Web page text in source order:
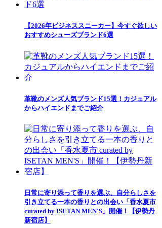
【2026年ビジネススニーカー】今すぐ欲しい
おすすめシューズブランド6選
革靴のメンズ人気ブランド15選！カジュアル
からハイエンドまでご紹介
日常に寄り添って香りを選ぶ、自分らしさを
引き立てる一本の香りとの出会い「香水夏市
curated by ISETAN MEN'S」開催！【伊勢丹
新宿店】